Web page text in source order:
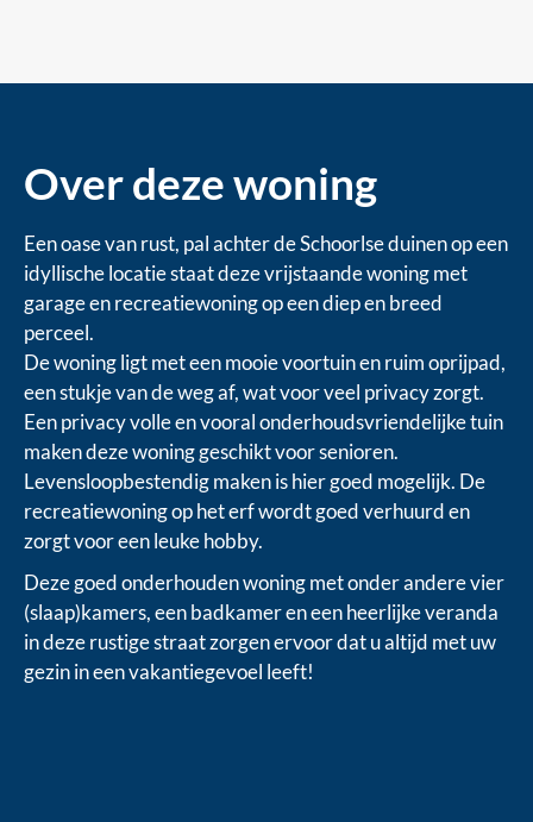
Over deze woning
Een oase van rust, pal achter de Schoorlse duinen op een
idyllische locatie staat deze vrijstaande woning met
garage en recreatiewoning op een diep en breed
perceel.
De woning ligt met een mooie voortuin en ruim oprijpad,
een stukje van de weg af, wat voor veel privacy zorgt.
Een privacy volle en vooral onderhoudsvriendelijke tuin
maken deze woning geschikt voor senioren.
Levensloopbestendig maken is hier goed mogelijk. De
recreatiewoning op het erf wordt goed verhuurd en
zorgt voor een leuke hobby.
Deze goed onderhouden woning met onder andere vier
(slaap)kamers, een badkamer en een heerlijke veranda
in deze rustige straat zorgen ervoor dat u altijd met uw
gezin in een vakantiegevoel leeft!